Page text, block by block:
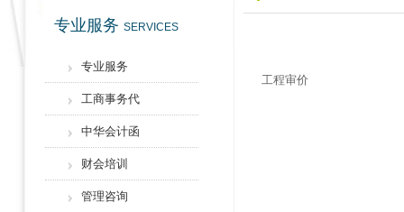
专业服务 SERVICES
专业服务
工商事务代
中华会计函
财会培训
管理咨询
工程审价